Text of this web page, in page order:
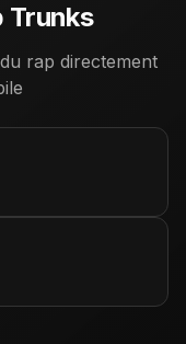
Trunks
rap directement